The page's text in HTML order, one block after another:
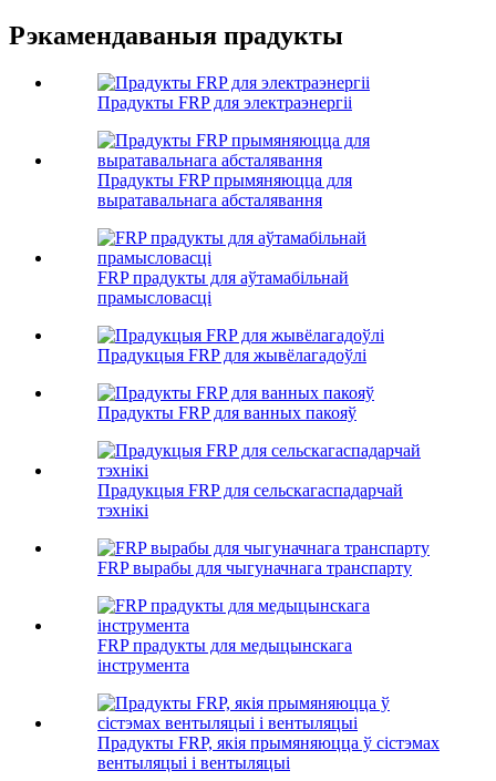
Рэкамендаваныя прадукты
Прадукты FRP для электраэнергіі
Прадукты FRP прымяняюцца для
выратавальнага абсталявання
FRP прадукты для аўтамабільнай
прамысловасці
Прадукцыя FRP для жывёлагадоўлі
Прадукты FRP для ванных пакояў
Прадукцыя FRP для сельскагаспадарчай
тэхнікі
FRP вырабы для чыгуначнага транспарту
FRP прадукты для медыцынскага
інструмента
Прадукты FRP, якія прымяняюцца ў сістэмах
вентыляцыі і вентыляцыі